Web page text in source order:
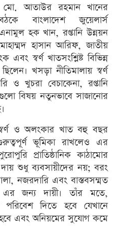
মো. আতাউর রহমান খানের
বাংলাদেশ জুয়েলার্স
হক খান, রপ্তানি উন্নয়ন
হাসান আরিফ, জাতীয়
এবং স্বর্ণ খাতসংশ্লিষ্ট বিভিন্ন
খসড়া নীতিমালায় স্বর্ণ
ও খুচরা বেচাকেনা, রপ্তানি
বিষয় নতুনভাবে সাজানোর
স্বর্ণ ও অলংকার খাত বহু বছর
ভূমিকা রাখলেও এর
প্রাতিষ্ঠানিক কাঠামোর
শুধু ব্যবসায়ীদের নয়; বরং
নজরদারি এবং বাস্তবসম্মত
এর জন্য দায়ী। তাঁর মতে,
দিতে হবে যেখানে
এবং অনিয়মের সুযোগ কমে